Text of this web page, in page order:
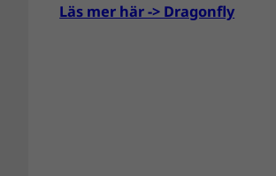
Läs mer här -> Dragonfly